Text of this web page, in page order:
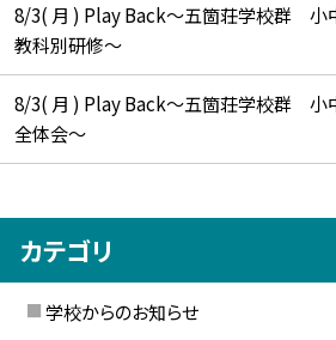
8/3( 月 ) Play Back～五箇荘学校群 小
教科別研修～
8/3( 月 ) Play Back～五箇荘学校群 小
全体会～
カテゴリ
学校からのお知らせ